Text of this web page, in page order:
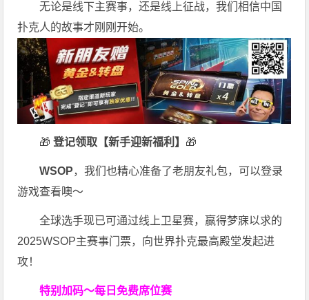
无论是线下主赛事，还是线上征战，我们相信中国
扑克人的故事才刚刚开始。
🎁 登记领取【新手迎新福利】 🎁
WSOP，我们也精心准备了老朋友礼包，可以登录
游戏查看噢～
全球选手现已可通过线上卫星赛，赢得梦寐以求的
2025WSOP主赛事门票，向世界扑克最高殿堂发起进
攻！
特别加码～每日免费席位赛